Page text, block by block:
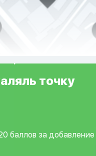
точку
баллов за добавление